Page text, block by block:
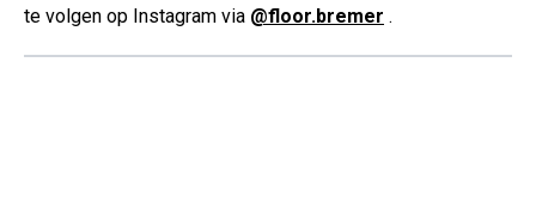
te volgen op Instagram via @floor.bremer .